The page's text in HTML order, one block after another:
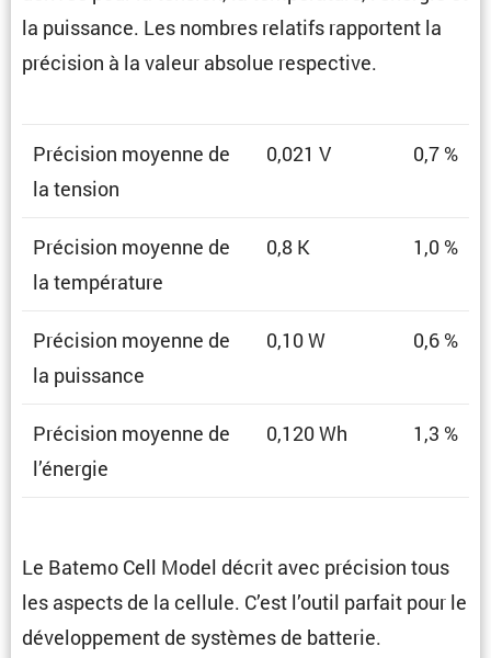
la puissance. Les nombres relatifs rapportent la
préci­sion à la valeur absolue respective.
Préci­sion moyenne de
la tension
0,021 V 0,7 %
Préci­sion moyenne de
la température
0,8 K 1,0 %
Préci­sion moyenne de
la puissance
0,10 W 0,6 %
Préci­sion moyenne de
l’énergie
0,120 Wh 1,3 %
Le Batemo Cell Model décrit avec préci­sion tous
les aspects de la cellule. C’est l’outil parfait pour le
dévelop­pe­ment de systèmes de batterie.